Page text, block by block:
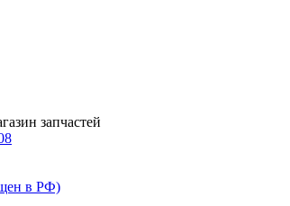
запчастей
в РФ)